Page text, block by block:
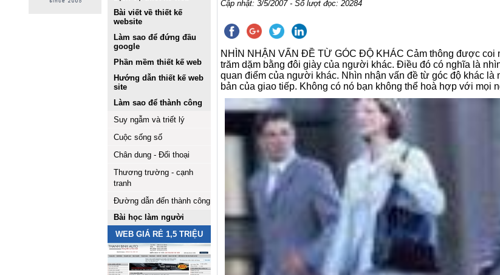
Bài viết về thiết kế
website
Làm sao để đứng đầu
google
Phần mềm thiết kế web
Hướng dẫn thiết kế web
site
Làm sao để thành công
Suy ngẫm và triết lý
Cuộc sống số
Chân dung - Đối thoại
Thương trường - cạnh
tranh
Đường dẫn đến thành công
Bài học làm người
WEB GIÁ RẺ 1,5 TRIỆU
Cập nhật: 3/5/2007 - Số lượt đọc: 20284
NHÌN NHẬN VẤN ĐỀ TỪ GÓC ĐỘ KHÁC Cảm thông được coi
trăm dặm bằng đôi giày của người khác. Điều đó có nghĩa là
quan điểm của người khác. Nhìn nhận vấn đề từ góc độ khác là
bản của giao tiếp. Không có nó bạn không thể hoà hợp với mọi